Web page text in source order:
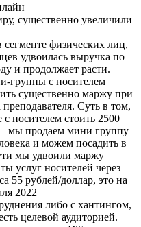
существенно увеличили
физических лиц,
удвоилась выручка по
и продолжает расти.
группы с носителем
существенно маржу при
Суть в том,
носителем стоить 2500
мы продаем мини группу
и можем посадить в
мы удвоили маржу
услуг носителей через
55 рублей/доллар, это на
2022
либо с хантингом,
целевой аудиторией.